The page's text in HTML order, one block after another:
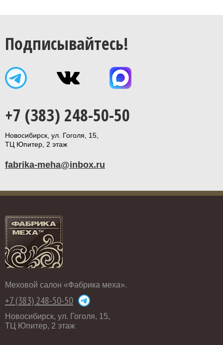
Подписывайтесь!
+7 (383) 248-50-50
Новосибирск, ул. Гоголя, 15,
ТЦ Юпитер, 2 этаж
fabrika-meha@inbox.ru
Меховой салон «Фабрика меха».
+7 (383) 248-50-50
Новосибирск, ул. Гоголя, 15,
ТЦ Юпитер, 2 этаж